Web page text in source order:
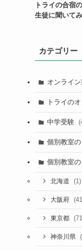
トライの合宿
生徒に聞いて
カテゴリー
オンライ
トライの
中学受験
個別教室の
個別教室
北海道 (1)
大阪府
東京都
神奈川県